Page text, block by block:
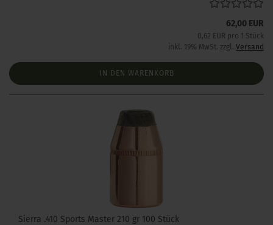
62,00 EUR
0,62 EUR pro 1 Stück
inkl. 19% MwSt. zzgl. Versand
IN DEN WARENKORB
Sierra .410 Sports Master 210 gr 100 Stück